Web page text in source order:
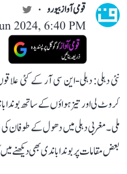
قومی آواز بیورو
2024, 6:40 PM
نئی دہلی: دہلی-این سی آر کے کئی
کروٹ لی اور تیز ہواؤں کے ساتھ
ملی۔ مغربی دہلی میں دھول کے طوفان
بعض مقامات پر بوندا باندی بھی دیکھنے